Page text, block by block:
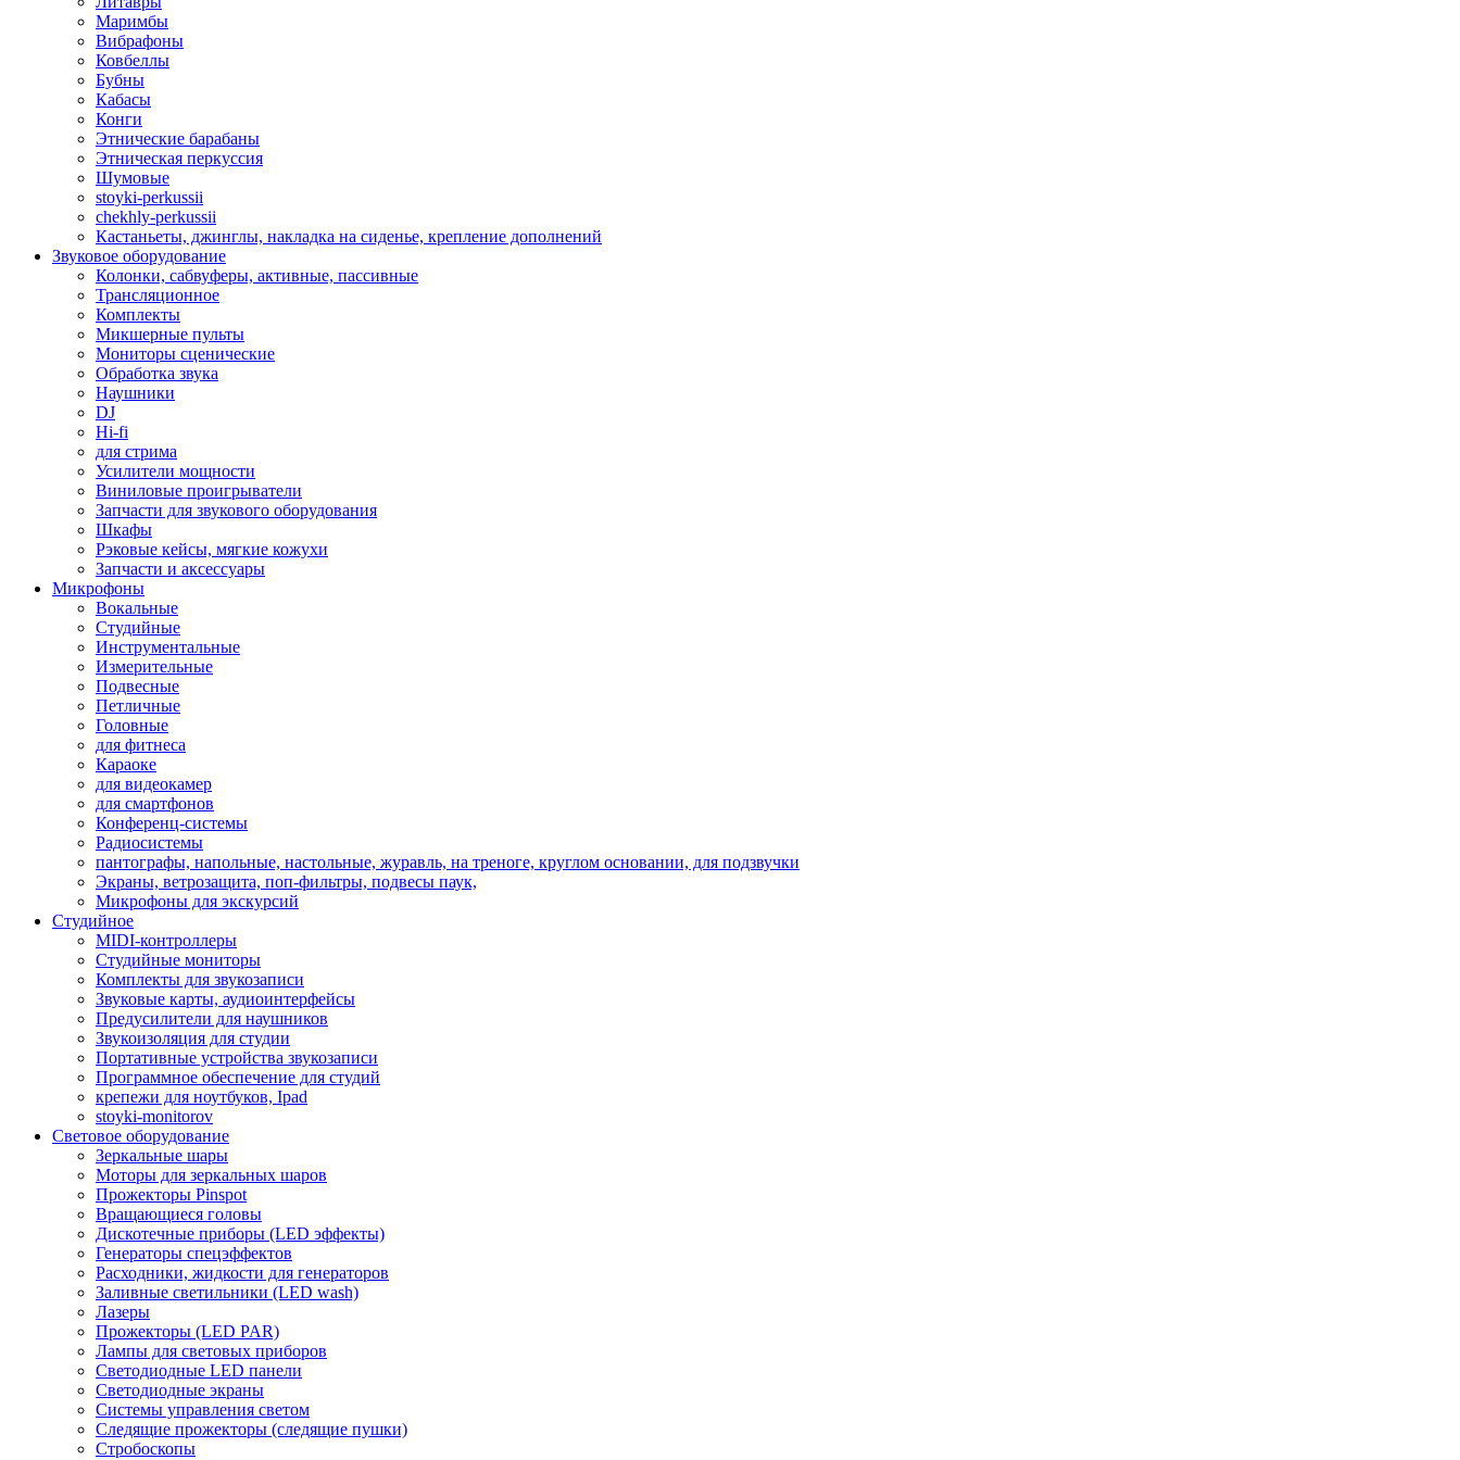
Маримбы
Вибрафоны
Ковбеллы
Бубны
Кабасы
Конги
Этнические барабаны
Этническая перкуссия
Шумовые
stoyki-perkussii
chekhly-perkussii
Кастаньеты, джинглы, накладка на сиденье, крепление дополнений
Звуковое оборудование
Колонки, сабвуферы, активные, пассивные
Трансляционное
Комплекты
Микшерные пульты
Мониторы сценические
Обработка звука
Наушники
DJ
Hi-fi
для стрима
Усилители мощности
Виниловые проигрыватели
Запчасти для звукового оборудования
Шкафы
Рэковые кейсы, мягкие кожухи
Запчасти и аксессуары
Микрофоны
Вокальные
Студийные
Инструментальные
Измерительные
Подвесные
Петличные
Головные
для фитнеса
Караоке
для видеокамер
для смартфонов
Конференц-системы
Радиосистемы
пантографы, напольные, настольные, журавль, на треноге, круглом основании, для подзвучки
Экраны, ветрозащита, поп-фильтры, подвесы паук,
Микрофоны для экскурсий
Студийное
MIDI-контроллеры
Студийные мониторы
Комплекты для звукозаписи
Звуковые карты, аудиоинтерфейсы
Предусилители для наушников
Звукоизоляция для студии
Портативные устройства звукозаписи
Программное обеспечение для студий
крепежи для ноутбуков, Ipad
stoyki-monitorov
Световое оборудование
Зеркальные шары
Моторы для зеркальных шаров
Прожекторы Pinspot
Вращающиеся головы
Дискотечные приборы (LED эффекты)
Генераторы спецэффектов
Расходники, жидкости для генераторов
Заливные светильники (LED wash)
Лазеры
Прожекторы (LED PAR)
Лампы для световых приборов
Светодиодные LED панели
Светодиодные экраны
Системы управления светом
Следящие прожекторы (следящие пушки)
Стробоскопы